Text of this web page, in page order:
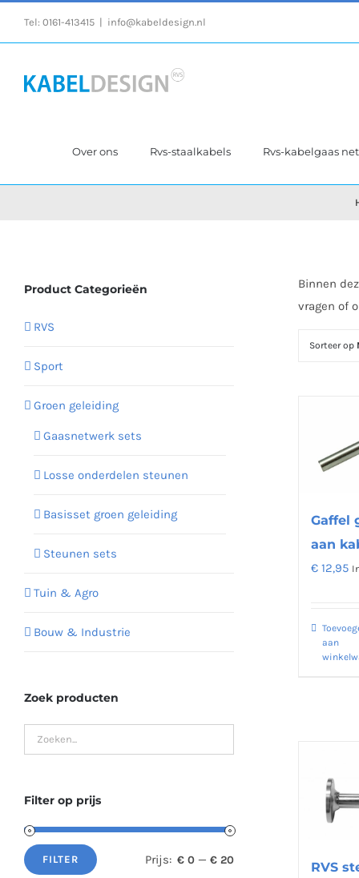
Tel: 0161-413415 info@kabeldesign.nl
Over ons Rvs-staalkabels Rvs-kabelgaas
Binnen
vragen of
Sorteer op
Gaffel
aan
€ 12,95
aan
RVS
Product Categorieën
RVS
Sport
Groen geleiding
Gaasnetwerk sets
Losse onderdelen steunen
Basisset groen geleiding
Steunen sets
Tuin & Agro
Bouw & Industrie
Zoek producten
Filter op prijs
Min.
Max.
FILTER Prijs: € 0 —€ 20